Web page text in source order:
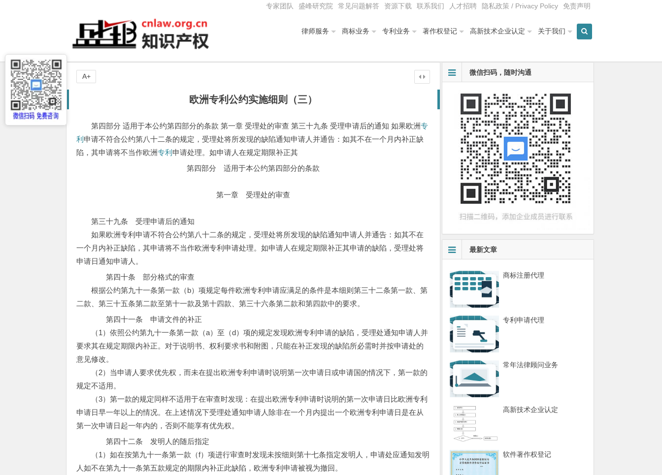
专家团队 盛峰研究院 常见问题解答 资源下载 联系我们 人才招聘 隐私政策 / Privacy Policy 免责声明
律师服务 商标业务 专利业务 著作权登记 高新技术企业认定 关于我们
欧洲专利公约实施细则（三）
第四部分 适用于本公约第四部分的条款 第一章 受理处的审查 第三十九条 受理申请后的通知 如果欧洲专
利 申请不符合公约第八十二条的规定，受理处将所发现的缺陷通知申请人并通告：如其不在一个月内补正缺
陷，其申请将不当作欧洲专利 申请处理。如申请人在规定期限补正其
第四部分 适用于本公约第四部分的条款
第一章 受理处的审查
第三十九条 受理申请后的通知
如果欧洲专利申请不符合公约第八十二条的规定，受理处将所发现的缺陷通知申请人并通告：如其不在
一个月内补正缺陷，其申请将不当作欧洲专利申请处理。如申请人在规定期限补正其申请的缺陷，受理处将
申请日通知申请人。
第四十条 部分格式的审查
根据公约第九十一条第一款（b）项规定每件欧洲专利申请应满足的条件是本细则第三十二条第一款、第
二款、第三十五条第二款至第十一款及第十四款、第三十六条第二款和第四款中的要求。
第四十一条 申请文件的补正
（1）依照公约第九十一条第一款（a）至（d）项的规定发现欧洲专利申请的缺陷，受理处通知申请人并
要求其在规定期限内补正。对于说明书、权利要求书和附图，只能在补正发现的缺陷所必需时并按申请处的
意见修改。
（2）当申请人要求优先权，而未在提出欧洲专利申请时说明第一次申请日或申请国的情况下，第一款的
规定不适用。
（3）第一款的规定同样不适用于在审查时发现：在提出欧洲专利申请时说明的第一次申请日比欧洲专利
申请日早一年以上的情况。在上述情况下受理处通知申请人除非在一个月内提出一个欧洲专利申请日是在从
第一次申请日起一年内的，否则不能享有优先权。
第四十二条 发明人的随后指定
（1）如在按第九十一条第一款（f）项进行审查时发现未按细则第十七条指定发明人，申请处应通知发明
人如不在第九十一条第五款规定的期限内补正此缺陷，欧洲专利申请被视为撤回。
A+ 微信扫码，随时沟通
最新文章
商标注册代理
专利申请代理
常年法律顾问业务
高新技术企业认定
软件著作权登记